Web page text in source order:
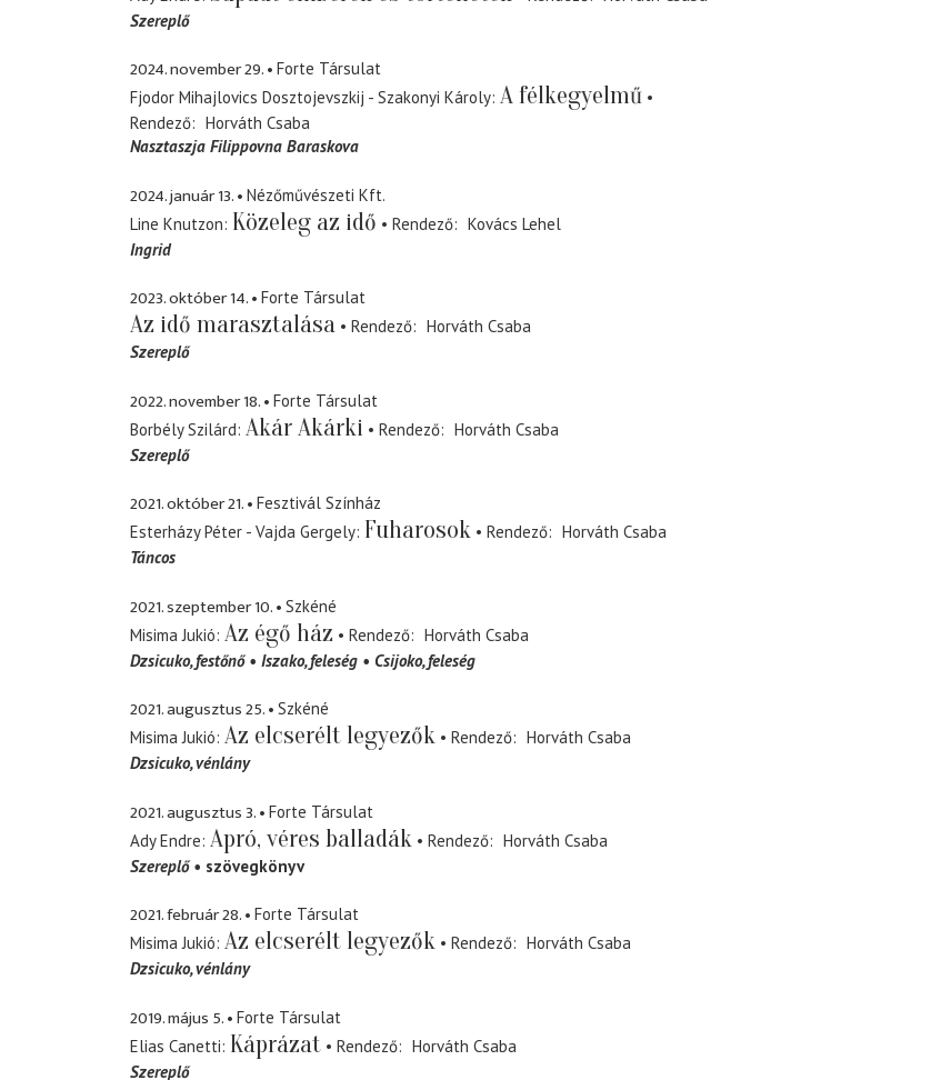
Szereplő
2024. november 29.
Forte Társulat
Fjodor Mihajlovics Dosztojevszkij - Szakonyi Károly A félkegyelmű
Rendező
Horváth Csaba
Nasztaszja Filippovna Baraskova
2024. január 13.
Nézőművészeti Kft.
Line Knutzon Közeleg az idő Rendező
Kovács Lehel
Ingrid
2023. október 14. Forte Társulat
Az idő marasztalása Rendező
Horváth Csaba
Szereplő
2022. november 18.
Forte Társulat
Borbély Szilárd Akár Akárki Rendező
Horváth Csaba
Szereplő
2021. október 21.
Fesztivál Színház
Esterházy Péter - Vajda Gergely Fuharosok Rendező
Horváth Csaba
Táncos
2021. szeptember 10.
Szkéné
Misima Jukió Az égő ház Rendező
Horváth Csaba
Dzsicuko festőnő Iszako feleség Csijoko feleség
2021. augusztus 25.
Szkéné
Misima Jukió Az elcserélt legyezők Rendező
Horváth Csaba
Dzsicuko vénlány
2021. augusztus 3.
Forte Társulat
Ady Endre Apró, véres balladák Rendező
Horváth Csaba
Szereplő
szövegkönyv
2021. február 28.
Forte Társulat
Misima Jukió Az elcserélt legyezők Rendező
Horváth Csaba
Dzsicuko vénlány
2019. május 5.
Forte Társulat
Elias Canetti Káprázat Rendező
Horváth Csaba
Szereplő